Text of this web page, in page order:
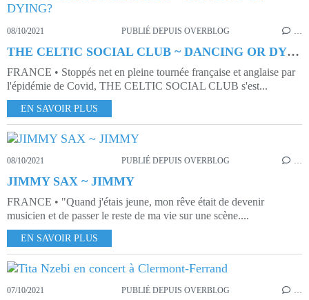
08/10/2021 PUBLIÉ DEPUIS OVERBLOG
THE CELTIC SOCIAL CLUB ~ DANCING OR DYING?
FRANCE • Stoppés net en pleine tournée française et anglaise par
l'épidémie de Covid, THE CELTIC SOCIAL CLUB s'est...
EN SAVOIR PLUS
08/10/2021 PUBLIÉ DEPUIS OVERBLOG …
JIMMY SAX ~ JIMMY
FRANCE • "Quand j'étais jeune, mon rêve était de devenir
musicien et de passer le reste de ma vie sur une scène....
EN SAVOIR PLUS
07/10/2021 PUBLIÉ DEPUIS OVERBLOG …